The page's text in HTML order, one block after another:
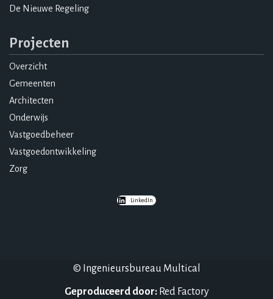
De Nieuwe Regeling
Projecten
Overzicht
Gemeenten
Architecten
Onderwijs
Vastgoedbeheer
Vastgoedontwikkeling
Zorg
LinkedIn
© Ingenieursbureau Multical
Geproduceerd door: Red Factory